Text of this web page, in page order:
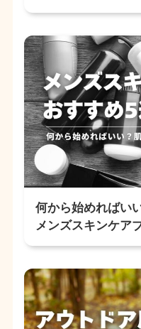
何から始めればい
メンズスキンケア